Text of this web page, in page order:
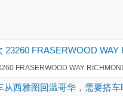
23260 FRASERWOOD
FRASERWOOD WAY
从西雅图回温哥华，需要搭车